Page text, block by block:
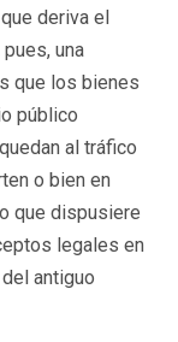
deriva el
una
que los bienes
público
al tráfico
o bien en
que dispusiere
legales en
antiguo